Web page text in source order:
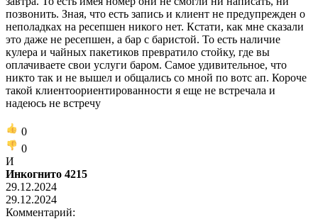
позвонить. Зная, что есть запись и клиент не предупрежден о
неполадках на ресепшен никого нет. Кстати, как мне сказали
это даже не ресепшен, а бар с баристой. То есть наличие
кулера и чайных пакетиков превратило стойку, где вы
оплачиваете свои услуги баром. Самое удивительное, что
никто так и не вышел и общались со мной по вотс ап. Короче
такой клиентоориентированности я еще не встречала и
надеюсь не встречу
0
0
И
Инкогнито 4215
29.12.2024
29.12.2024
Комментарий: